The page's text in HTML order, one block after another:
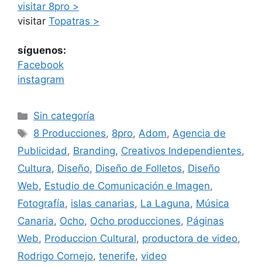
visitar 8pro >
visitar Topatras >
síguenos:
Facebook
instagram
Sin categoría
8 Producciones, 8pro,Adom,Agencia de
Publicidad, Branding, Creativos Independientes,
Cultura, Diseño, Diseño de Folletos, Diseño
Web, Estudio de Comunicación e Imagen,
Fotografía, islas canarias, La Laguna, Música
Canaria, Ocho, Ocho producciones, Páginas
Web, Produccion Cultural, productora de video,
Rodrigo Cornejo, tenerife, video